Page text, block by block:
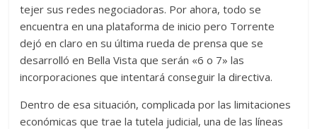
tejer sus redes negociadoras. Por ahora, todo se
encuentra en una plataforma de inicio pero Torrente
dejó en claro en su última rueda de prensa que se
desarrolló en Bella Vista que serán «6 o 7» las
incorporaciones que intentará conseguir la directiva.
Dentro de esa situación, complicada por las limitaciones
económicas que trae la tutela judicial, una de las líneas